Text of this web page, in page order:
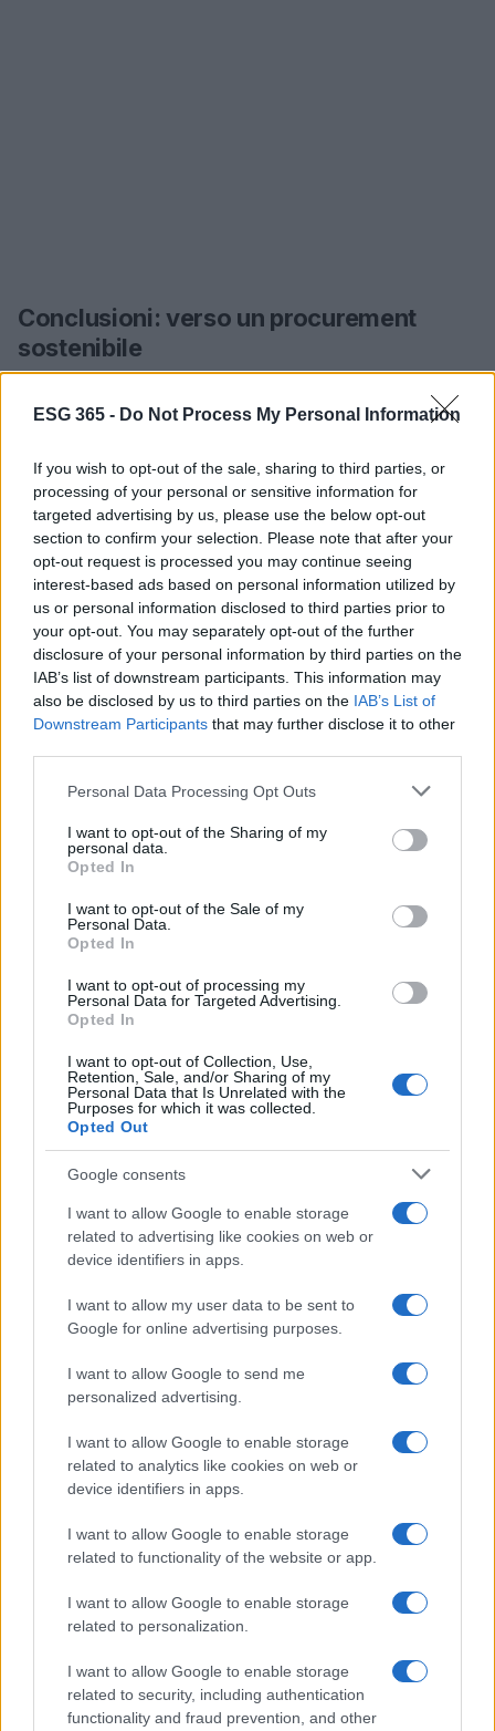
ESG 365 - Do Not Process My Personal Information
If you wish to opt-out of the sale, sharing to third parties, or
processing of your personal or sensitive information for
targeted advertising by us, please use the below opt-out
section to confirm your selection. Please note that after your
opt-out request is processed you may continue seeing
interest-based ads based on personal information utilized by
us or personal information disclosed to third parties prior to
your opt-out. You may separately opt-out of the further
disclosure of your personal information by third parties on the
IAB’s list of downstream participants. This information may
also be disclosed by us to third parties on the IAB’s List of
Downstream Participants that may further disclose it to other
Please note that this website/app uses one or more Google
not limited to your visit or usage behaviour. You may click to
grant or deny consent to Google and its third-party tags to
use your data for below specified purposes in below Google
consent section.
Personal Data Processing Opt Outs
I want to opt-out of the Sharing of my
personal data.
Opted In
I want to opt-out of the Sale of my
Personal Data.
Opted In
I want to opt-out of processing my
Personal Data for Targeted Advertising.
Opted In
I want to opt-out of Collection, Use,
Retention, Sale, and/or Sharing of my
Personal Data that Is Unrelated with the
Purposes for which it was collected.
Opted Out
Google consents
I want to allow Google to enable storage
related to advertising like cookies on web or
device identifiers in apps.
I want to allow my user data to be sent to
Google for online advertising purposes.
I want to allow Google to send me
personalized advertising.
I want to allow Google to enable storage
related to analytics like cookies on web or
device identifiers in apps.
I want to allow Google to enable storage
related to functionality of the website or app.
I want to allow Google to enable storage
related to personalization.
I want to allow Google to enable storage
related to security, including authentication
functionality and fraud prevention, and other
Conclusioni: verso un procurement
sostenibile
Che tu stia avviando un progetto di misurazione
della Supply Chain Carbon Footprint o muovendo i
pronta ad affiancarti con un approccio scalabile e
concreto. Attraverso un impegno costante nella
gestione della supply chain e un know-how
approfondito in ambito ESG, possiamo aiutarti a
trasformare la sostenibilità in una leva strategica e
operativa. Contattaci oggi stesso per scoprire
come costruire un sistema solido di misurazione
delle emissioni e integrare la sostenibilità nella tua
strategia di procurement.
AiAdhubMedia